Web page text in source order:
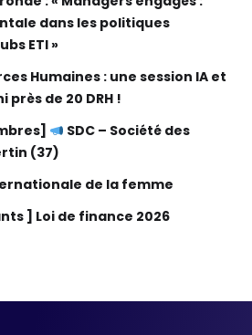
dans les politiques
ETI »
Humaines : une session IA et
près de 20 DRH !
SDC – Société des
(37)
de la femme
] Loi de finance 2026